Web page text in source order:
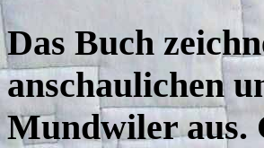
Das Buch
anschaulichen
Mundwiler aus.